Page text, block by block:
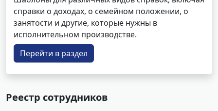
справки о доходах, о семейном положении, о
занятости и другие, которые нужны в
исполнительном производстве.
Перейти в раздел
Реестр сотрудников